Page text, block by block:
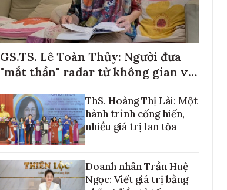
GS.TS. Lê Toàn Thủy: Người đưa
"mắt thần" radar từ không gian về
ThS. Hoàng Thị Lài: Một
hành trình cống hiến,
nhiều giá trị lan tỏa
Doanh nhân Trần Huệ
Ngọc: Viết giá trị bằng